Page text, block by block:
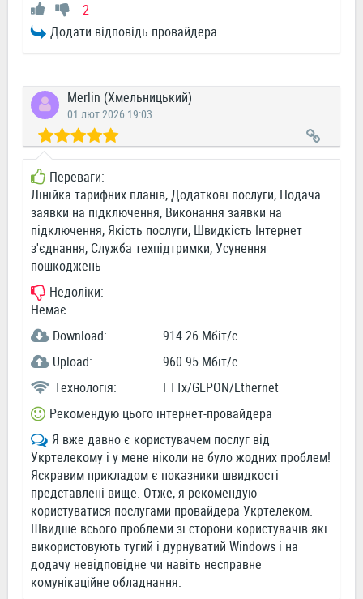
-2
Додати відповідь провайдера
Merlin (Хмельницький)
01 лют 2026 19:03
Переваги:
Лінійка тарифних планів, Додаткові послуги, Подача
заявки на підключення, Виконання заявки на
підключення, Якість послуги, Швидкість Інтернет
з'єднання, Служба техпідтримки, Усунення
пошкоджень
Недоліки:
Немає
Download:
914.26 Мбіт/c
Upload:
960.95 Мбіт/c
Технологія:
FTTx/GEPON/Ethernet
Рекомендую цього інтернет-провайдера
Я вже давно є користувачем послуг від
Укртелекому і у мене ніколи не було жодних проблем!
Яскравим прикладом є показники швидкості
представлені вище. Отже, я рекомендую
користуватися послугами провайдера Укртелеком.
Швидше всього проблеми зі сторони користувачів які
використовують тугий і дурнуватий Windows і на
додачу невідповідне чи навіть несправне
комунікаційне обладнання.